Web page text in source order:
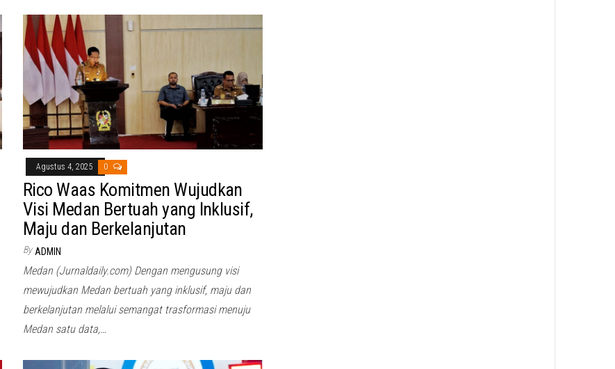
Agustus 4, 2025 0
Rico Waas Komitmen Wujudkan
Visi Medan Bertuah yang Inklusif,
Maju dan Berkelanjutan
By ADMIN
Medan (Jurnaldaily.com) Dengan mengusung visi
mewujudkan Medan bertuah yang inklusif, maju dan
berkelanjutan melalui semangat trasformasi menuju
Medan satu data,…